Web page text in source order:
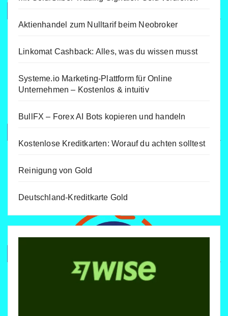
Aktienhandel zum Nulltarif beim Neobroker
Linkomat Cashback: Alles, was du wissen musst
Systeme.io Marketing-Plattform für Online
Unternehmen – Kostenlos & intuitiv
BullFX – Forex AI Bots kopieren und handeln
Kostenlose Kreditkarten: Worauf du achten solltest
Reinigung von Gold
Deutschland-Kreditkarte Gold